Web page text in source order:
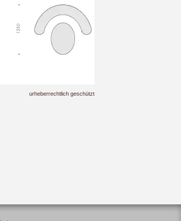
urheberrechtlich geschützt